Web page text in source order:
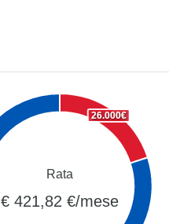
26.000€
Rata
€ 421,82 €/mese